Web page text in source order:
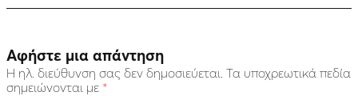
Αφήστε μια απάντηση
Η ηλ. διεύθυνση σας δεν δημοσιεύεται. Τα υποχρεωτικά πεδία
σημειώνονται με *